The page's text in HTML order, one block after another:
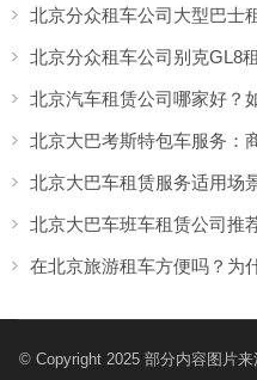
© Copyright 2025 部分内容图片